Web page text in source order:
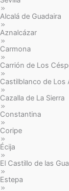
Alcalá de Guadaira
Aznalcázar
Carmona
Carrión de Los
Castilblanco de Los
Cazalla de La Sierra
Constantina
Coripe
Écija
El Castillo de las
Estepa